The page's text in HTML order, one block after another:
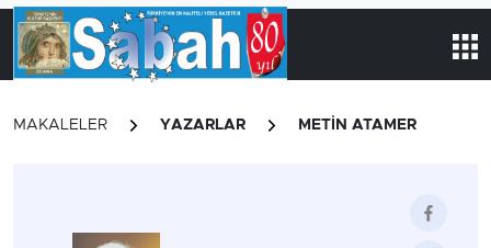
MAKALELER YAZARLAR METİN ATAMER